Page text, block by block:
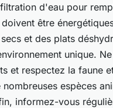
d'eau pour
être
et des plats
unique.
et respectez la faune
espèces
informez-vous